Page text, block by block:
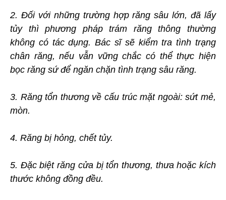
2. Đối với những trường hợp răng sâu lớn, đã lấy
tủy thì phương pháp trám răng thông thường
không có tác dụng. Bác sĩ sẽ kiểm tra tình trạng
chân răng, nếu vẫn vững chắc có thể thực hiện
bọc răng sứ để ngăn chặn tình trạng sâu răng.
3. Răng tổn thương về cấu trúc mặt ngoài: sứt mẻ,
mòn.
4. Răng bị hỏng, chết tủy.
5. Đặc biệt răng cửa bị tổn thương, thưa hoặc kích
thước không đồng đều.